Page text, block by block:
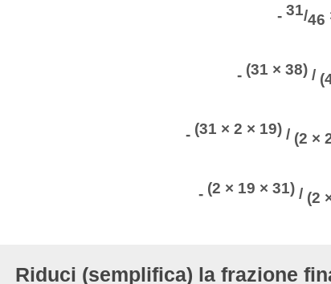
- 31/46
- (31 × 38) /
- (31 × 2 × 19) / (2 ×
- (2 × 19 × 31) / (2
Riduci (semplifica) la frazione